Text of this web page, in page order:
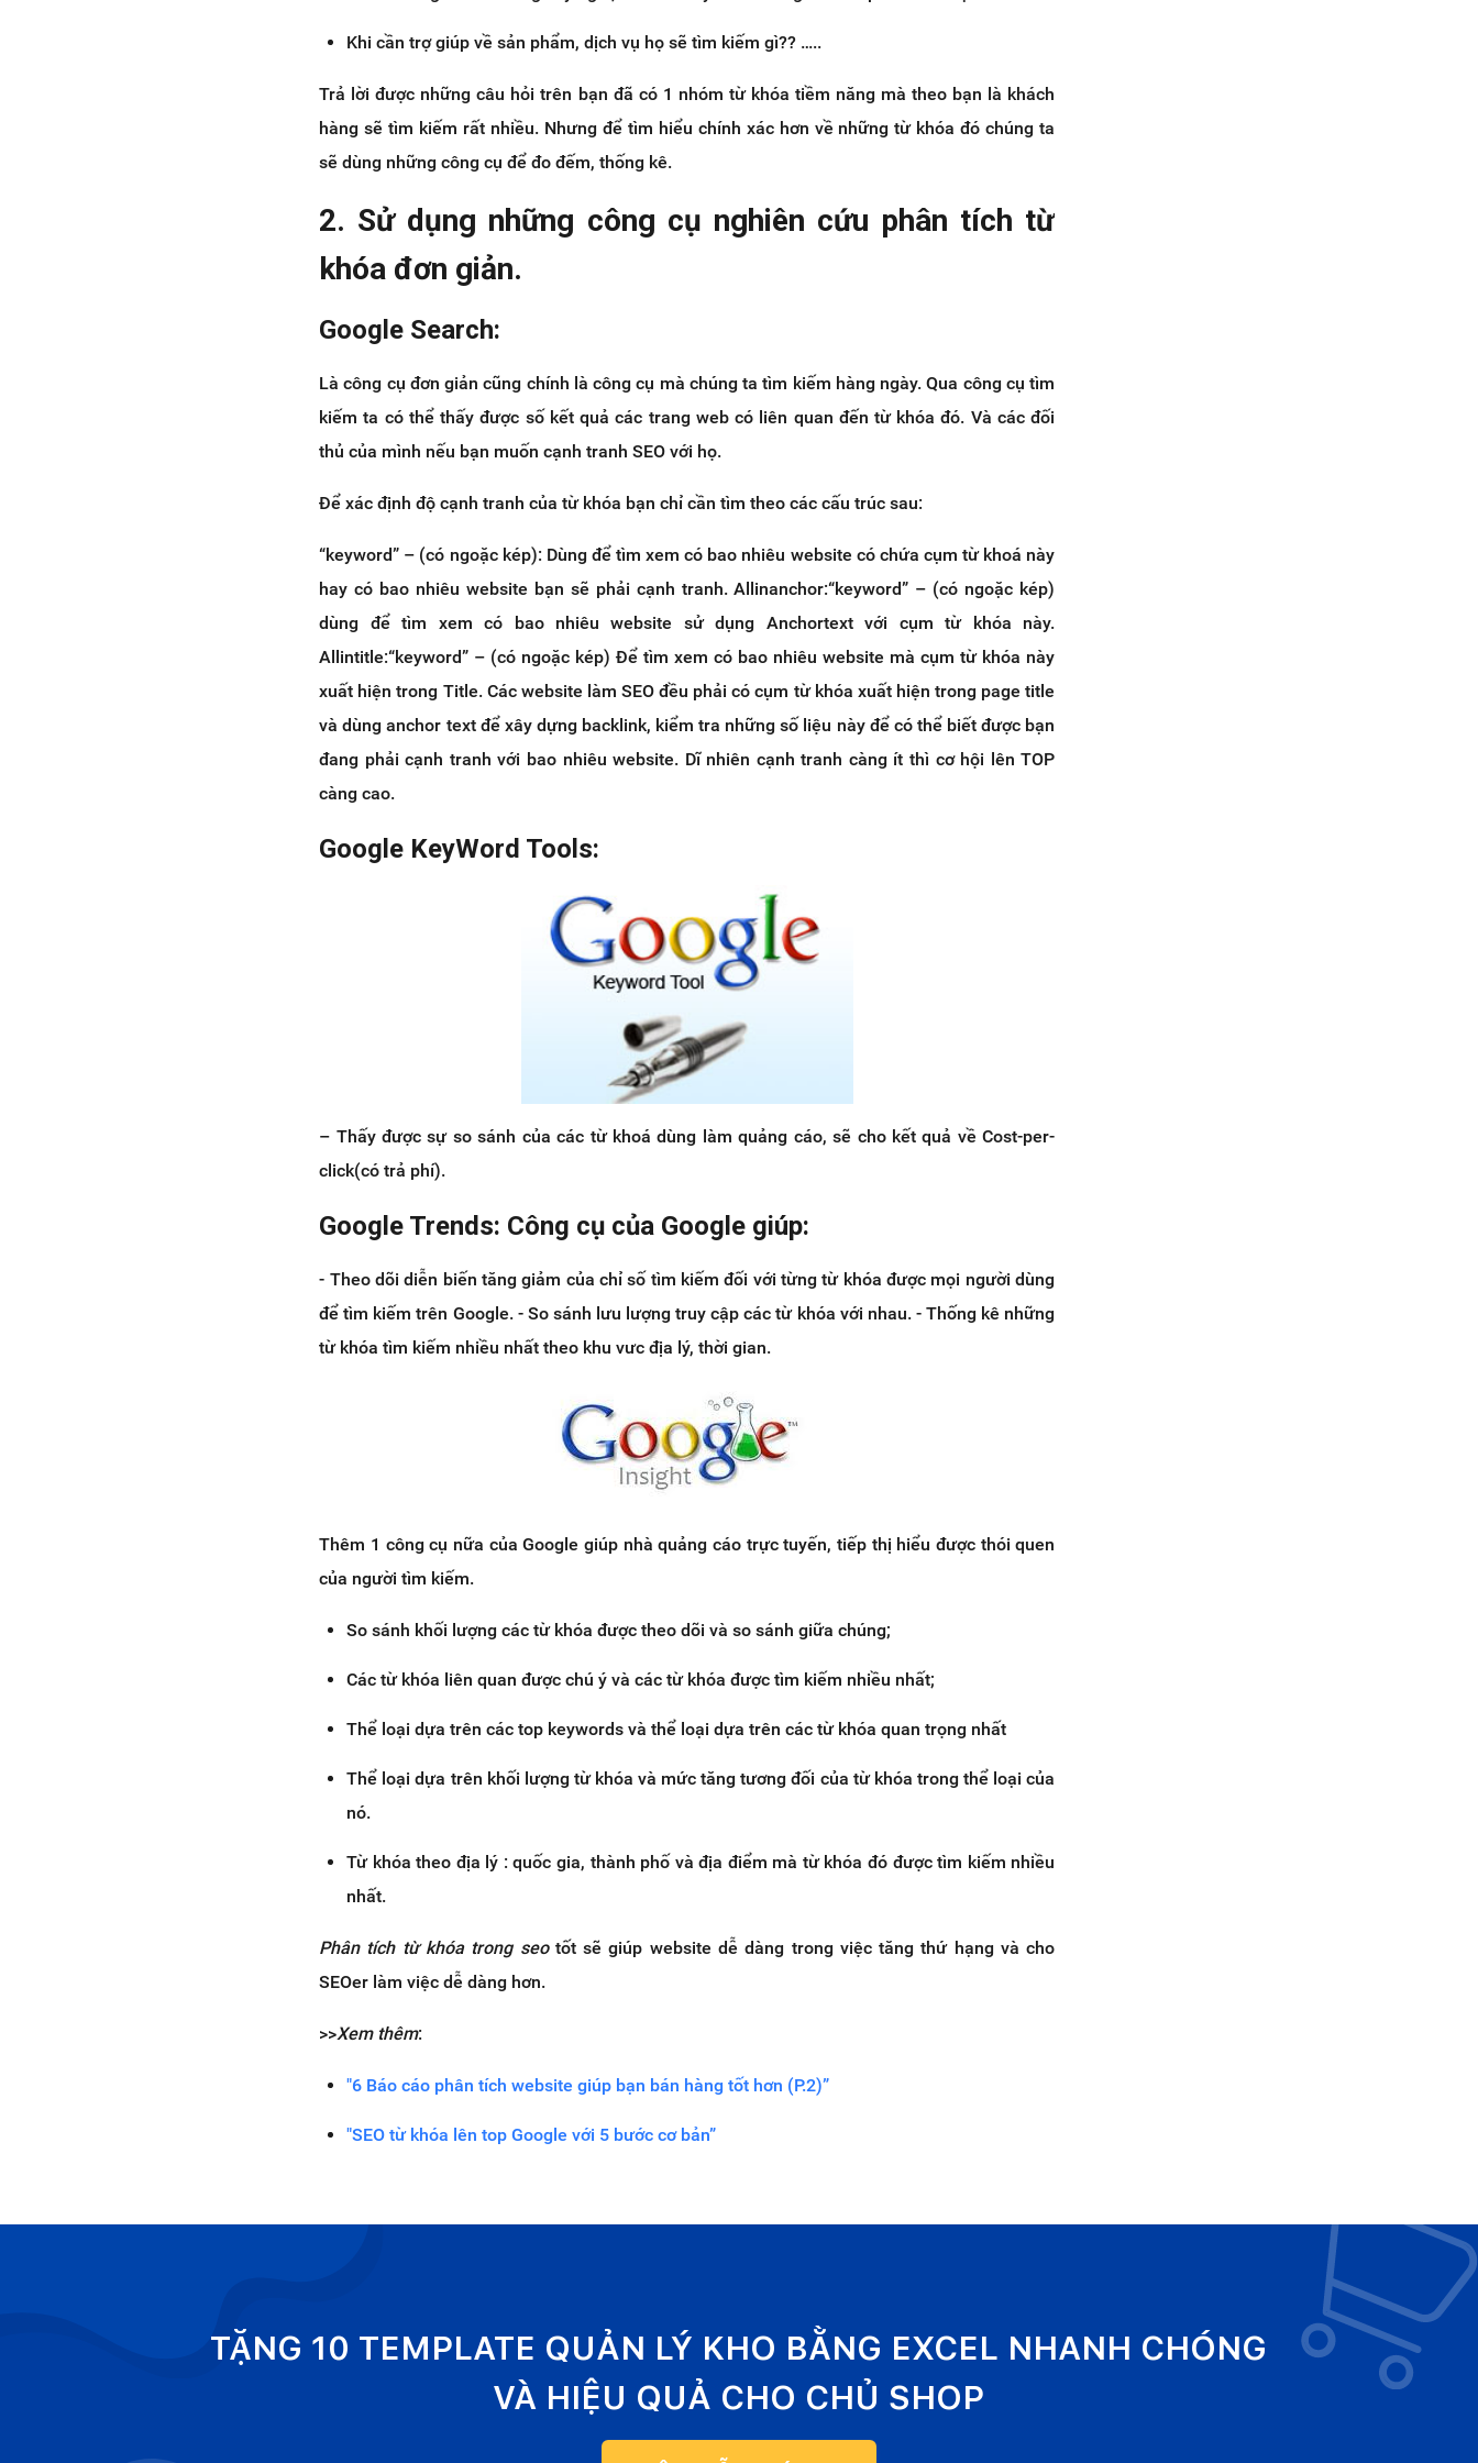
Khi cần trợ giúp về sản phẩm, dịch vụ họ sẽ tìm kiếm gì?? …..
Trả lời được những câu hỏi trên bạn đã có 1 nhóm từ khóa tiềm năng mà theo bạn là khách
hàng sẽ tìm kiếm rất nhiều. Nhưng để tìm hiểu chính xác hơn về những từ khóa đó chúng ta
sẽ dùng những công cụ để đo đếm, thống kê.
2. Sử dụng những công cụ nghiên cứu phân tích từ
khóa đơn giản.
Google Search:
Là công cụ đơn giản cũng chính là công cụ mà chúng ta tìm kiếm hàng ngày. Qua công cụ tìm
kiếm ta có thể thấy được số kết quả các trang web có liên quan đến từ khóa đó. Và các đối
thủ của mình nếu bạn muốn cạnh tranh SEO với họ.
Để xác định độ cạnh tranh của từ khóa bạn chỉ cần tìm theo các cấu trúc sau:
“keyword” – (có ngoặc kép): Dùng để tìm xem có bao nhiêu website có chứa cụm từ khoá này
hay có bao nhiêu website bạn sẽ phải cạnh tranh. Allinanchor:“keyword” – (có ngoặc kép)
dùng để tìm xem có bao nhiêu website sử dụng Anchortext với cụm từ khóa này.
Allintitle:“keyword” – (có ngoặc kép) Để tìm xem có bao nhiêu website mà cụm từ khóa này
xuất hiện trong Title. Các website làm SEO đều phải có cụm từ khóa xuất hiện trong page title
và dùng anchor text để xây dựng backlink, kiểm tra những số liệu này để có thể biết được bạn
đang phải cạnh tranh với bao nhiêu website. Dĩ nhiên cạnh tranh càng ít thì cơ hội lên TOP
càng cao.
Google KeyWord Tools:
– Thấy được sự so sánh của các từ khoá dùng làm quảng cáo, sẽ cho kết quả về Cost-per-
click(có trả phí).
Google Trends: Công cụ của Google giúp:
- Theo dõi diễn biến tăng giảm của chỉ số tìm kiếm đối với từng từ khóa được mọi người dùng
để tìm kiếm trên Google. - So sánh lưu lượng truy cập các từ khóa với nhau. - Thống kê những
từ khóa tìm kiếm nhiều nhất theo khu vưc địa lý, thời gian.
Thêm 1 công cụ nữa của Google giúp nhà quảng cáo trực tuyến, tiếp thị hiểu được thói quen
của người tìm kiếm.
So sánh khối lượng các từ khóa được theo dõi và so sánh giữa chúng;
Các từ khóa liên quan được chú ý và các từ khóa được tìm kiếm nhiều nhất;
Thể loại dựa trên các top keywords và thể loại dựa trên các từ khóa quan trọng nhất
Thể loại dựa trên khối lượng từ khóa và mức tăng tương đối của từ khóa trong thể loại của
nó.
Từ khóa theo địa lý : quốc gia, thành phố và địa điểm mà từ khóa đó được tìm kiếm nhiều
nhất.
Phân tích từ khóa trong seotốt sẽ giúp website dễ dàng trong việc tăng thứ hạng và cho
SEOer làm việc dễ dàng hơn.
>>Xem thêm:
"6 Báo cáo phân tích website giúp bạn bán hàng tốt hơn (P.2)”
"SEO từ khóa lên top Google với 5 bước cơ bản”
TẶNG 10 TEMPLATE QUẢN LÝ KHO BẰNG EXCEL NHANH CHÓNG
VÀ HIỆU QUẢ CHO CHỦ SHOP